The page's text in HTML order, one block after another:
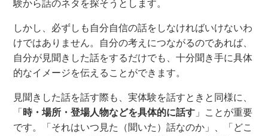
験から話のネタ を探そうとします。
しかし、 必ずしも自分自信の話をしなければいけないわ
けではありません。自分の考えにつながるのであれば、
自分が見聞きした話をするだけでも、十分聞き手に具体
的なイメージを伝えることができます。
見聞きした話を話す際も、実体験を話すときと同様に、
「 時・場所・登場人物などを具体的に話す 」ことが重要
です。「それはいつ見た（聞いた）話なのか」、「どこ